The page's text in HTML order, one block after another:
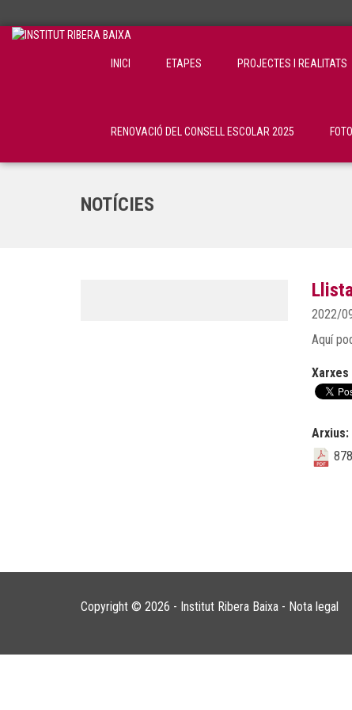
INICI ETAPES PROJECTES I REALITATS
RENOVACIÓ DEL CONSELL ESCOLAR 2025
NOTÍCIES
2022/
Aquí
Arxius:
Copyright © 2026 - Institut Ribera Baixa - Nota legal